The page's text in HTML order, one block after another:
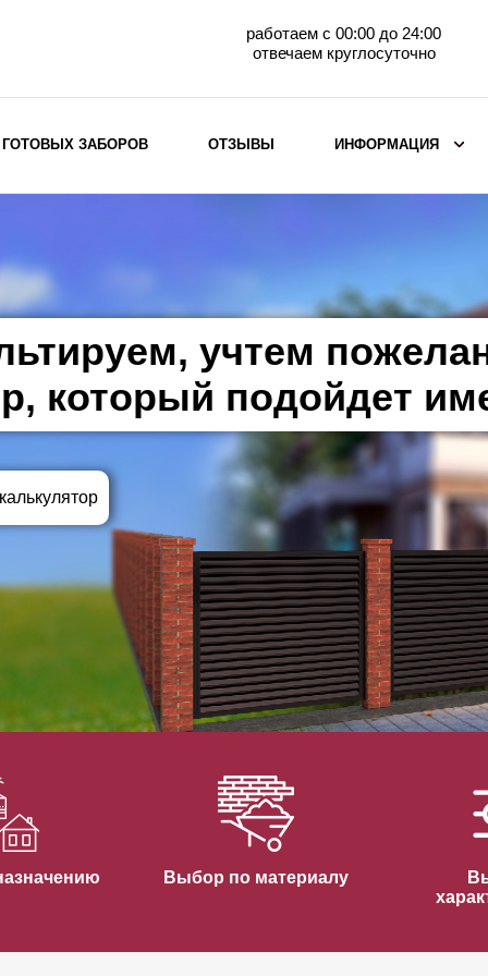
работаем с 00:00 до 24:00
отвечаем круглосуточно
горизонтального
Металлические заборы для дачи
Забор жалюзи с кирпичными столбами
Металлические заборы
Металлические ограждения
ВЫБОР ПО ХАРАКТЕРИСТИКАМ
Горизонтальные заборы
Высокие заборы
Красивые, дизайнерские заборы
ВЫБОР ПО СПОСОБУ МОНТАЖА
Заборы под ключ
Готовые заборы
Быстровозводимые заборы
ЗАБОРОВ ОТЗЫВЫ ИНФОРМАЦИЯ
учтем
который подойдет
Выбор по материалу